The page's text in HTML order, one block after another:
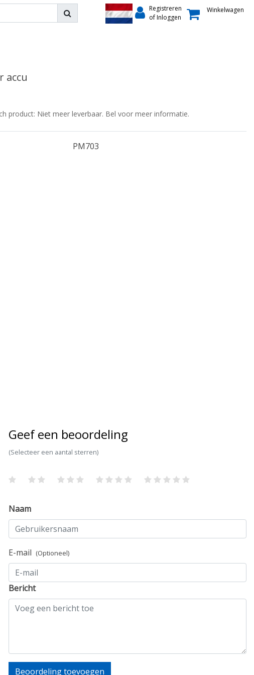
Registreren
of Inloggen
Winkelwagen
accu
product: Niet meer leverbaar. Bel voor meer informatie.
PM703
Geef een beoordeling
(Selecteer een aantal sterren)
Naam
E-mail (Optioneel)
Bericht
Beoordeling toevoegen